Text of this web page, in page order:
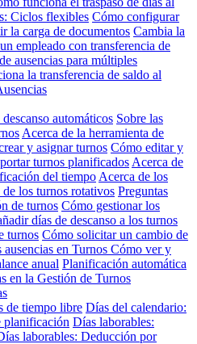
Ciclos flexibles Cómo configurar
la carga de documentos Cambia la
empleado con transferencia de
ausencias para múltiples
la transferencia de saldo al
automáticos Sobre las
Acerca de la herramienta de
y asignar turnos Cómo editar y
turnos planificados Acerca de
del tiempo Acerca de los
de los turnos rotativos Preguntas
de turnos Cómo gestionar los
días de descanso a los turnos
turnos Cómo solicitar un cambio de
en Turnos Cómo ver y
anual Planificación automática
en la Gestión de Turnos
de tiempo libre Días del calendario:
planificación Días laborables:
laborables: Deducción por